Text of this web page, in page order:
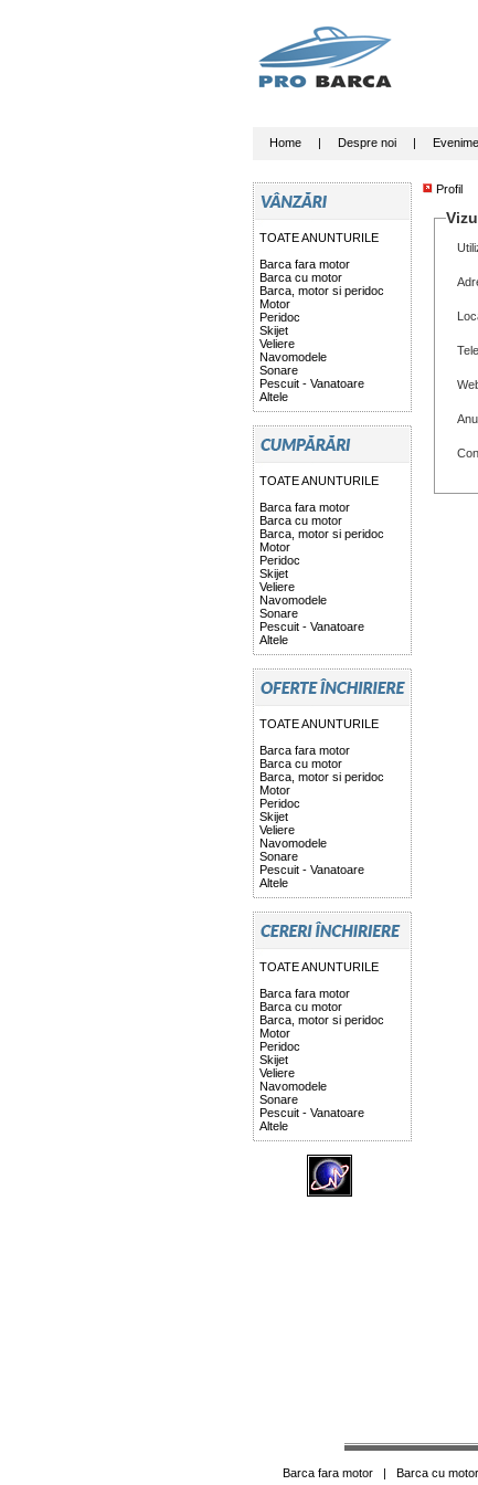
Home| Despre noi|
TOATE ANUNTURILE
Barca fara motor
Barca cu motor
Barca, motor si peridoc
Motor
Peridoc
Skijet
Veliere
Navomodele
Sonare
Pescuit - Vanatoare
Altele
TOATE ANUNTURILE
Barca fara motor
Barca cu motor
Barca, motor si peridoc
Motor
Peridoc
Skijet
Veliere
Navomodele
Sonare
Pescuit - Vanatoare
Altele
TOATE ANUNTURILE
Barca fara motor
Barca cu motor
Barca, motor si peridoc
Motor
Peridoc
Skijet
Veliere
Navomodele
Sonare
Pescuit - Vanatoare
Altele
TOATE ANUNTURILE
Barca fara motor
Barca cu motor
Barca, motor si peridoc
Motor
Peridoc
Skijet
Veliere
Navomodele
Sonare
Pescuit - Vanatoare
Altele
Profil
Barca fara motor| Barca cu motor